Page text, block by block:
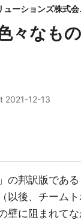
日鉄
々なも
2021-12-13
」の邦訳版であ
以後、チーム
壁に阻まれて